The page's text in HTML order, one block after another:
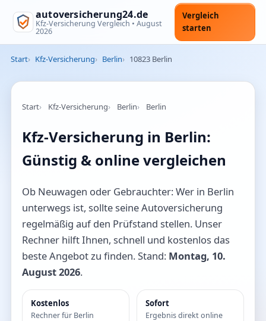
autoversicherung24.de
Kfz-Versicherung Vergleich • August
2026
Vergleich
starten
Start Kfz-Versicherung Berlin 10823 Berlin
Start Kfz-Versicherung Berlin Berlin
Kfz-Versicherung in Berlin:
Günstig & online vergleichen
Ob Neuwagen oder Gebrauchter: Wer in Berlin
unterwegs ist, sollte seine Autoversicherung
regelmäßig auf den Prüfstand stellen. Unser
Rechner hilft Ihnen, schnell und kostenlos das
beste Angebot zu finden. Stand: Montag, 10.
August 2026.
Kostenlos
Rechner für Berlin
Sofort
Ergebnis direkt online